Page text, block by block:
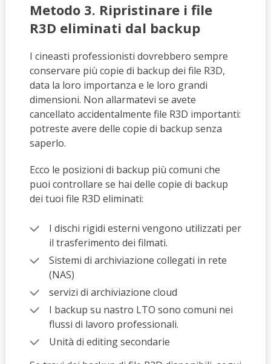
Metodo 3. Ripristinare i file
R3D eliminati dal backup
I cineasti professionisti dovrebbero sempre
conservare più copie di backup dei file R3D,
data la loro importanza e le loro grandi
dimensioni. Non allarmatevi se avete
cancellato accidentalmente file R3D importanti:
potreste avere delle copie di backup senza
saperlo.
Ecco le posizioni di backup più comuni che
puoi controllare se hai delle copie di backup
dei tuoi file R3D eliminati:
I dischi rigidi esterni vengono utilizzati per
il trasferimento dei filmati.
Sistemi di archiviazione collegati in rete
(NAS)
servizi di archiviazione cloud
I backup su nastro LTO sono comuni nei
flussi di lavoro professionali.
Unità di editing secondarie